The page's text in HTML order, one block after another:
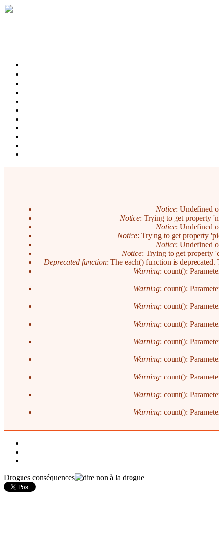
Notice: Undefined
Notice: Trying to get property
Notice: Undefined
Notice: Trying to get property
Notice: Undefined
Notice: Trying to get property
Deprecated function: The each() function is
Warning: count():
Warning: count():
Warning: count():
Warning: count():
Warning: count():
Warning: count():
Warning: count():
Warning: count():
Warning: count():
Drogues conséquences